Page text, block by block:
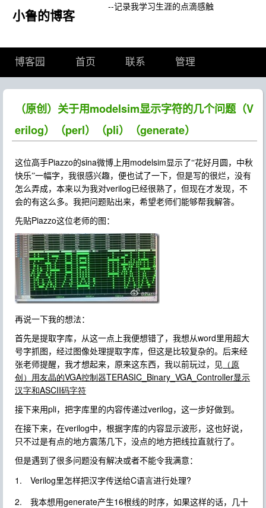
小鲁的博客 --记录我学习生涯的点滴感触
博客园 首页 联系 管理
（原创）关于用modelsim显示字符的几个问题（V
erilog）（perl）（pli）（generate）
这位高手Piazzo的sina微博上用 modelsim 显示了“花好月圆，中秋
快乐”一幅字，我很感兴趣，便也试了一下，但是写的很烂，没有
怎么弄成，本来以为我对verilog 已经很熟了，但现在才发现，不
会的有这么多。我把问题贴出来，希望老师们能够帮我解答。
先贴Piazzo这位老师的图：
再说一下我的想法：
首先是提取字库，从这一点上我便想错了，我想从word里用超大
号字抓图，经过图像处理提取字库，但这是比较复杂的。后来经
张老师提醒，我才想起来，原来这东西，我以前玩过，见 （原
创） 用友晶的VGA控制器TERASIC_Binary_VGA_Controller显示
汉字和ASCII码字符
接下来用pli，把字库里的内容传递过verilog ，这一步好做到。
在接下来，在verilog中，根据字库的内容显示波形，这也好说，
只不过是有点的地方震荡几下，没点的地方把线拉直就行了。
但是遇到了很多问题没有解决或者不能令我满意：
1. Verilog里怎样把汉字传送给C语言进行处理?
2.
我本想用generate产生16根线的时序，如果这样的话，几十